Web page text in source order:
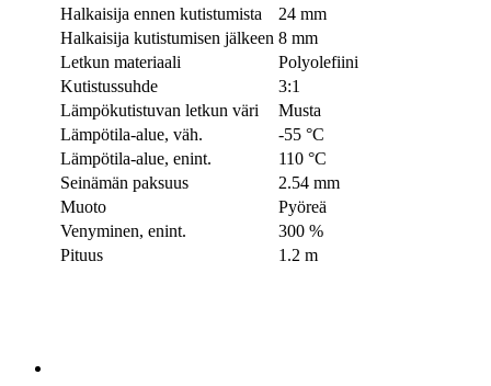
Halkaisija ennen kutistumista
24 mm
Halkaisija kutistumisen jälkeen 8 mm
Letkun materiaali
Polyolefiini
Kutistussuhde
3:1
Lämpökutistuvan letkun väri
Musta
Lämpötila-alue, väh.
-55 °C
Lämpötila-alue, enint.
110 °C
Seinämän paksuus
2.54 mm
Muoto
Pyöreä
Venyminen, enint.
300 %
Pituus
1.2 m